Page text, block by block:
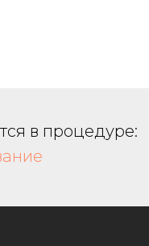
в процедуре: